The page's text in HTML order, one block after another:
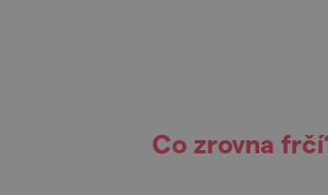
Co zrovna